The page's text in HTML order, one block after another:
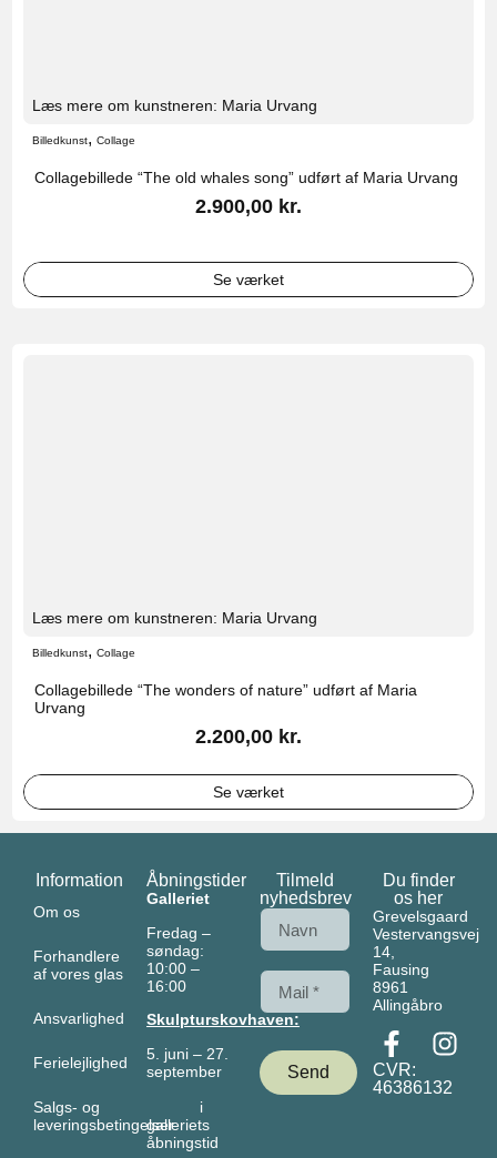
Læs mere om kunstneren: Maria Urvang
Billedkunst, Collage
Collagebillede “The old whales song” udført af Maria Urvang
2.900,00 kr.
Se værket
Læs mere om kunstneren: Maria Urvang
Billedkunst, Collage
Collagebillede “The wonders of nature” udført af Maria
Urvang
2.200,00 kr.
Se værket
Information
Om os
Forhandlere
af vores glas
Ansvarlighed
Ferielejlighed
Salgs- og
leveringsbetingelser
Åbningstider
Galleriet
Fredag –
søndag:
10:00 –
16:00
Skulpturskovhaven:
5. juni – 27.
september
i
galleriets
åbningstid
Tilmeld
nyhedsbrev
Send
Du finder
os her
Grevelsgaard
Vestervangsvej
14,
Fausing
8961
Allingåbro
CVR:
46386132